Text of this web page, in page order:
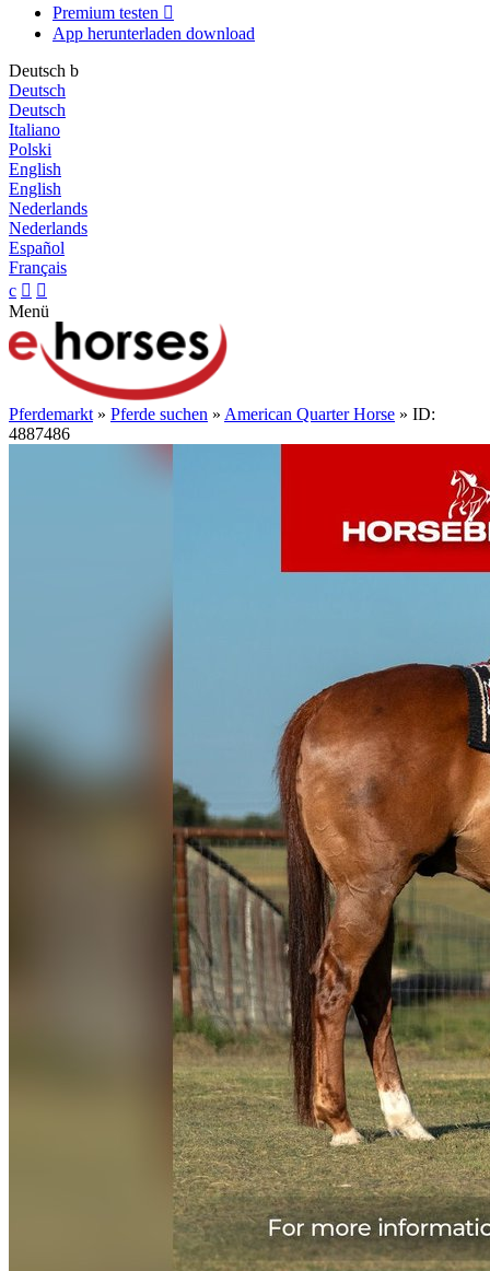
Premium testen 
App herunterladen download
Deutsch b
Deutsch
Deutsch
Italiano
Polski
English
English
Nederlands
Nederlands
Español
Français
c  
Menü
Pferdemarkt » Pferde suchen » American Quarter Horse » ID:
4887486